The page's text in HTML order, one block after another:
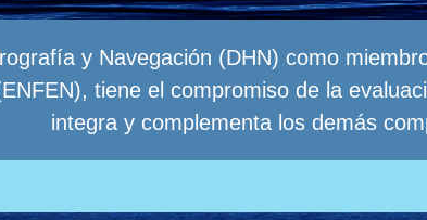
y Navegación (DHN) como
tiene el compromiso de la
integra y complementa los demás